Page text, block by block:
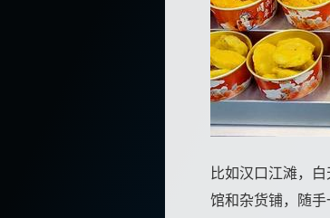
比如汉口江滩，
馆和杂货铺，随